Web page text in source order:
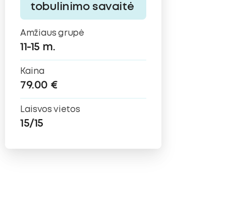
tobulinimo savaitė
Amžiaus grupė
11-15 m.
Kaina
79.00 €
Laisvos vietos
15/15